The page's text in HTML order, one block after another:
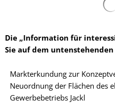
Die „Information für
Sie auf dem
Markterkundung zur
Neuordnung der Flächen des
Gewerbebetriebs Jackl